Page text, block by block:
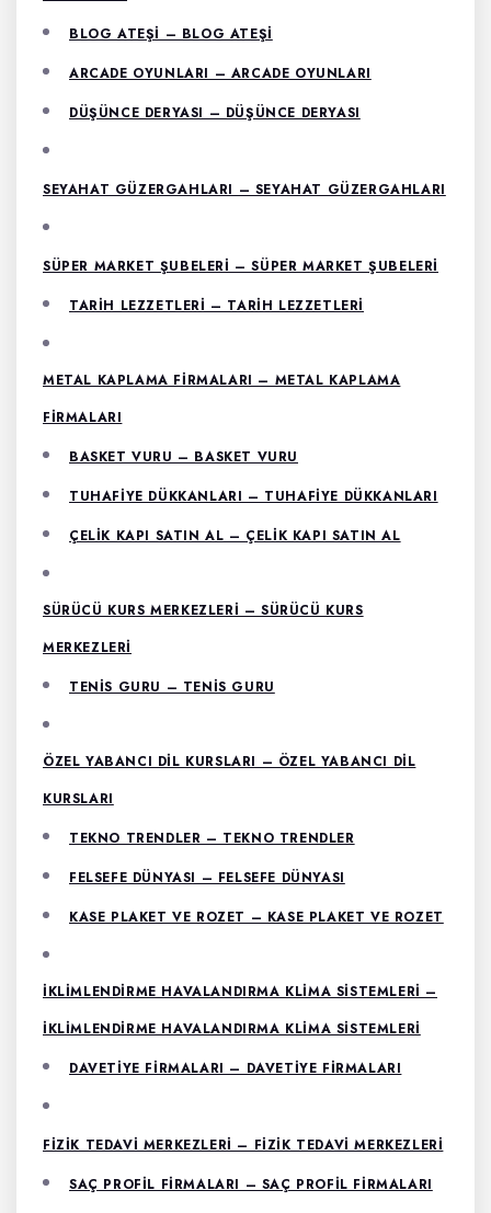
BLOG ATEŞI – BLOG ATEŞI
ARCADE OYUNLARI – ARCADE OYUNLARI
DÜŞÜNCE DERYASI – DÜŞÜNCE DERYASI
SEYAHAT GÜZERGAHLARI – SEYAHAT GÜZERGAHLARI
SÜPER MARKET ŞUBELERI – SÜPER MARKET ŞUBELERI
TARIH LEZZETLERI – TARIH LEZZETLERI
METAL KAPLAMA FIRMALARI – METAL KAPLAMA
FIRMALARI
BASKET VURU – BASKET VURU
TUHAFIYE DÜKKANLARI – TUHAFIYE DÜKKANLARI
ÇELIK KAPI SATIN AL – ÇELIK KAPI SATIN AL
SÜRÜCÜ KURS MERKEZLERI – SÜRÜCÜ KURS
MERKEZLERI
TENIS GURU – TENIS GURU
ÖZEL YABANCI DIL KURSLARI – ÖZEL YABANCI DIL
KURSLARI
TEKNO TRENDLER – TEKNO TRENDLER
FELSEFE DÜNYASI – FELSEFE DÜNYASI
KASE PLAKET VE ROZET – KASE PLAKET VE ROZET
İKLIMLENDIRME HAVALANDIRMA KLIMA SISTEMLERI –
İKLIMLENDIRME HAVALANDIRMA KLIMA SISTEMLERI
DAVETIYE FIRMALARI – DAVETIYE FIRMALARI
FIZIK TEDAVI MERKEZLERI – FIZIK TEDAVI MERKEZLERI
SAÇ PROFIL FIRMALARI – SAÇ PROFIL FIRMALARI